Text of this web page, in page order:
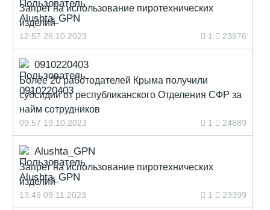
Запрет на использование пиротехнических
изделий
12:57 26.10.2023 1 23976
0910220403
Более 20 работодателей Крыма получили
субсидии от республиканского Отделения СФР за
найм сотрудников
09:57 19.10.2023 1 24889
Alushta_GPN
Запрет на использование пиротехнических
изделий
13:49 09.11.2023 1 23399